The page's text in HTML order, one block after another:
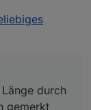
gemerkt habe,
:D
durch
gemerkt